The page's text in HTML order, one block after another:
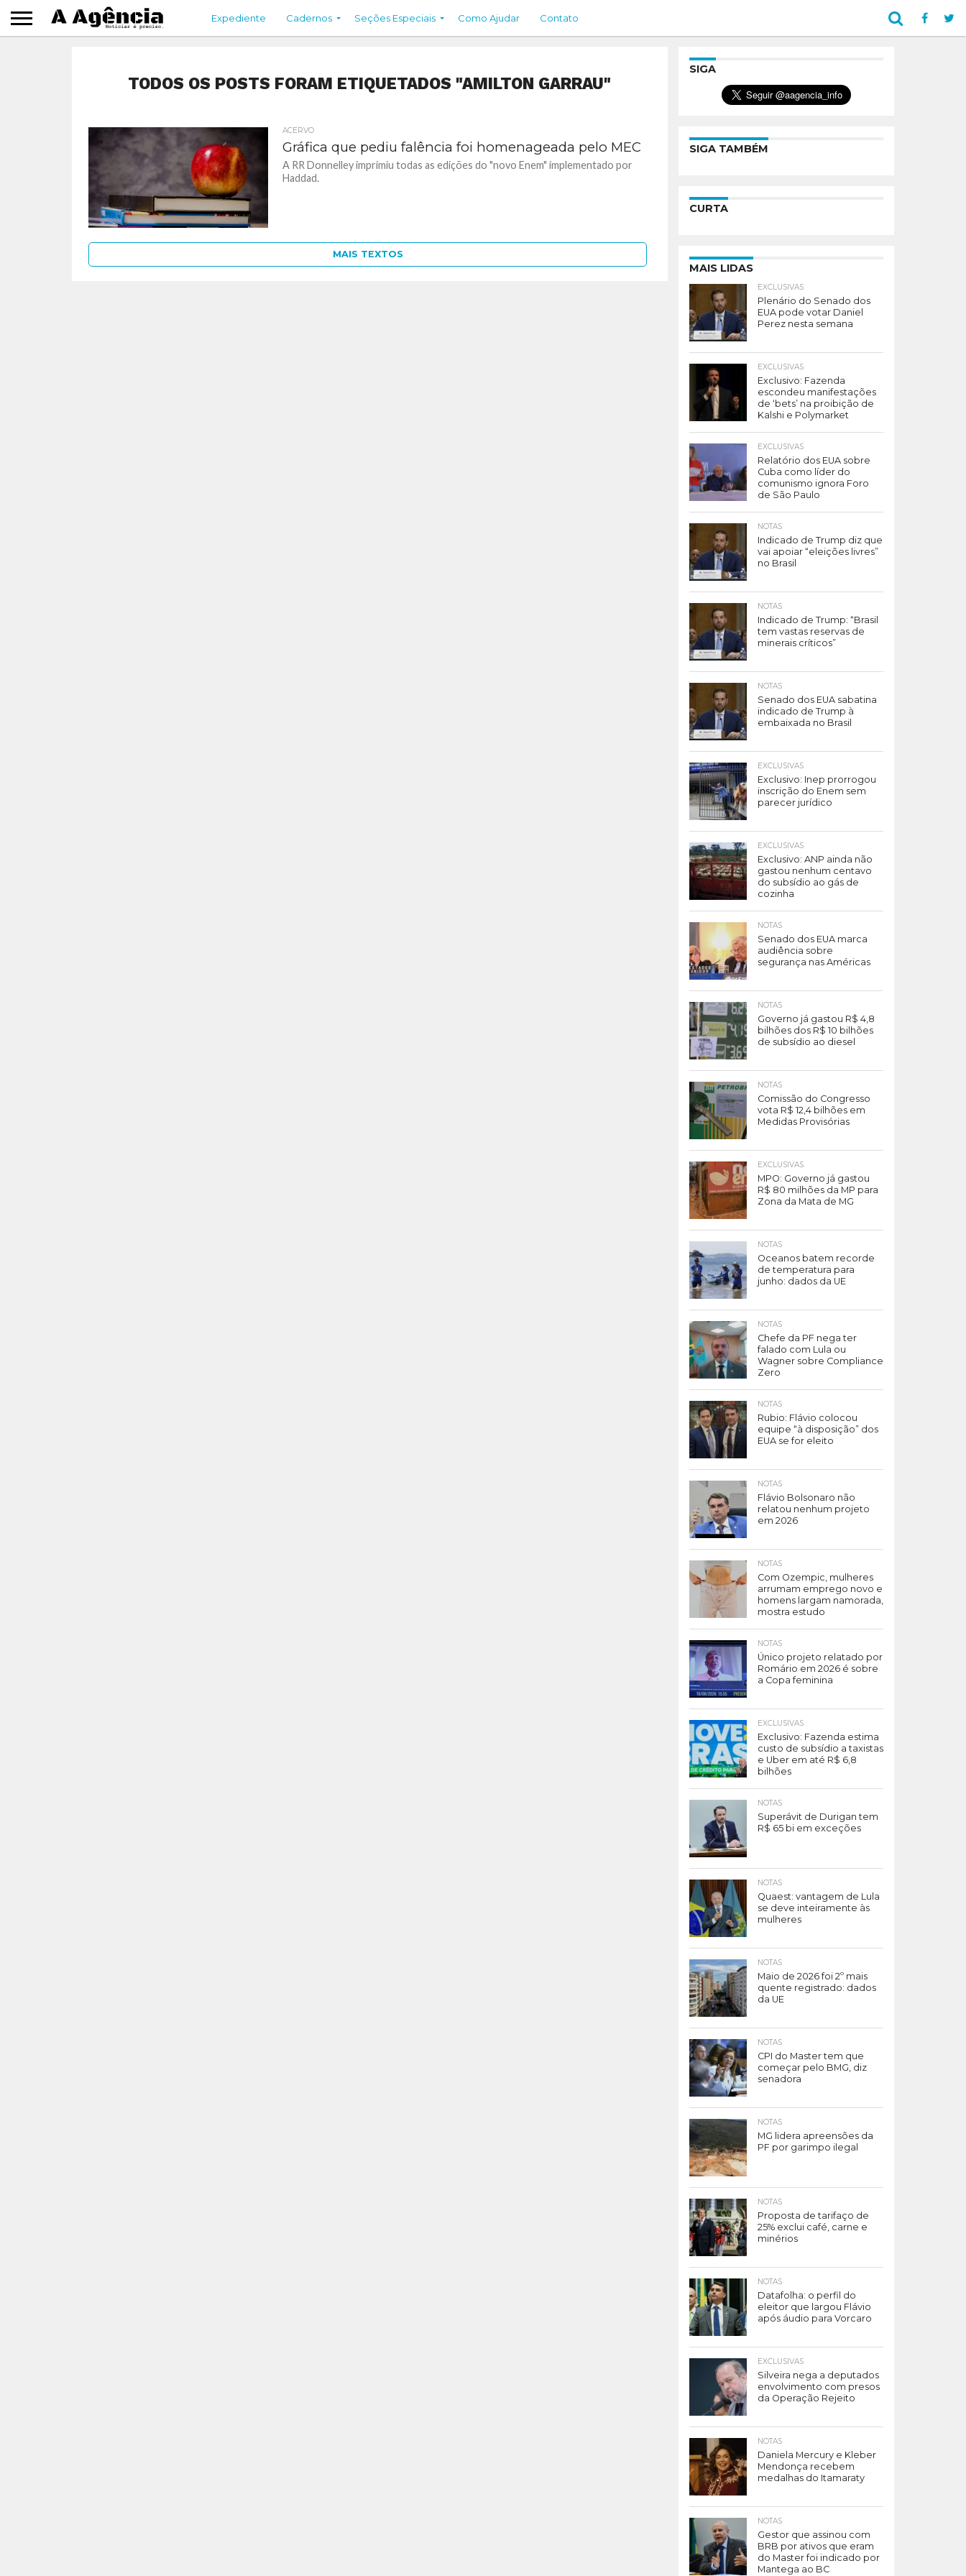
Expediente Cadernos Seções Especiais Como Ajudar Contato
TODOS OS POSTS FORAM ETIQUETADOS "AMILTON GARRAU"
ACERVO
Gráfica que pediu falência foi homenageada pelo MEC
A RR Donnelley imprimiu todas as edições do "novo Enem" implementado por
Haddad.
MAIS TEXTOS
SIGA
SIGA TAMBÉM
CURTA
MAIS LIDAS
EXCLUSIVAS
Plenário do Senado dos
EUA pode votar Daniel
Perez nesta semana
EXCLUSIVAS
Exclusivo: Fazenda
escondeu manifestações
de ‘bets’ na proibição de
Kalshi e Polymarket
EXCLUSIVAS
Relatório dos EUA sobre
Cuba como líder do
comunismo ignora Foro
de São Paulo
NOTAS
Indicado de Trump diz que
vai apoiar “eleições livres”
no Brasil
NOTAS
Indicado de Trump: “Brasil
tem vastas reservas de
minerais críticos”
NOTAS
Senado dos EUA sabatina
indicado de Trump à
embaixada no Brasil
EXCLUSIVAS
Exclusivo: Inep prorrogou
inscrição do Enem sem
parecer jurídico
EXCLUSIVAS
Exclusivo: ANP ainda não
gastou nenhum centavo
do subsídio ao gás de
cozinha
NOTAS
Senado dos EUA marca
audiência sobre
segurança nas Américas
NOTAS
Governo já gastou R$ 4,8
bilhões dos R$ 10 bilhões
de subsídio ao diesel
NOTAS
Comissão do Congresso
vota R$ 12,4 bilhões em
Medidas Provisórias
EXCLUSIVAS
MPO: Governo já gastou
R$ 80 milhões da MP para
Zona da Mata de MG
NOTAS
Oceanos batem recorde
de temperatura para
junho: dados da UE
NOTAS
Chefe da PF nega ter
falado com Lula ou
Wagner sobre Compliance
Zero
NOTAS
Rubio: Flávio colocou
equipe “à disposição” dos
EUA se for eleito
NOTAS
Flávio Bolsonaro não
relatou nenhum projeto
em 2026
NOTAS
Com Ozempic, mulheres
arrumam emprego novo e
homens largam namorada,
mostra estudo
NOTAS
Único projeto relatado por
Romário em 2026 é sobre
a Copa feminina
EXCLUSIVAS
Exclusivo: Fazenda estima
custo de subsídio a taxistas
e Uber em até R$ 6,8
bilhões
NOTAS
Superávit de Durigan tem
R$ 65 bi em exceções
NOTAS
Quaest: vantagem de Lula
se deve inteiramente às
mulheres
NOTAS
Maio de 2026 foi 2º mais
quente registrado: dados
da UE
NOTAS
CPI do Master tem que
começar pelo BMG, diz
senadora
NOTAS
MG lidera apreensões da
PF por garimpo ilegal
NOTAS
Proposta de tarifaço de
25% exclui café, carne e
minérios
NOTAS
Datafolha: o perfil do
eleitor que largou Flávio
após áudio para Vorcaro
EXCLUSIVAS
Silveira nega a deputados
envolvimento com presos
da Operação Rejeito
NOTAS
Daniela Mercury e Kleber
Mendonça recebem
medalhas do Itamaraty
NOTAS
Gestor que assinou com
BRB por ativos que eram
do Master foi indicado por
Mantega ao BC